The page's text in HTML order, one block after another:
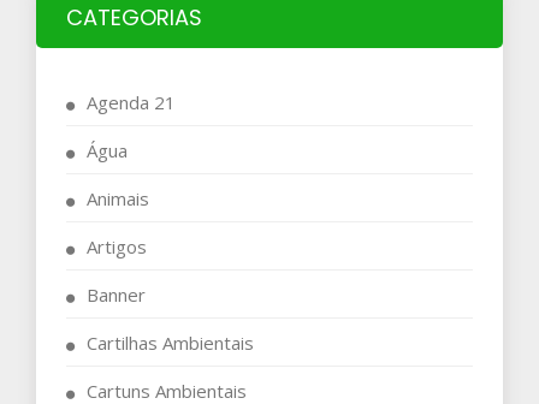
CATEGORIAS
Agenda 21
Água
Animais
Artigos
Banner
Cartilhas Ambientais
Cartuns Ambientais